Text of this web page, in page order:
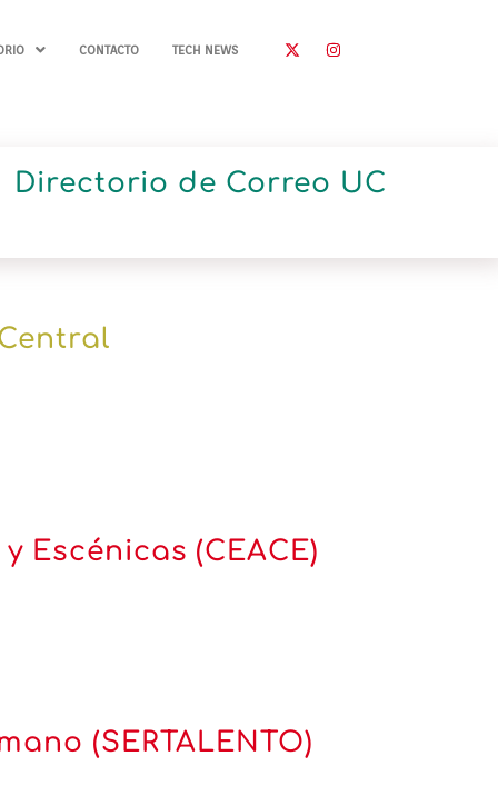
CONTACTO TECH NEWS
Directorio de Correo UC
(CEACE)
(SERTALENTO)